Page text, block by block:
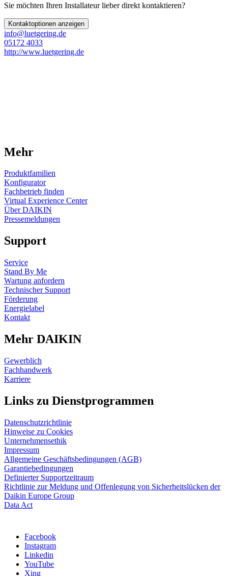
Sie möchten Ihren Installateur lieber direkt kontaktieren?
Kontaktoptionen anzeigen
info@luetgering.de
05172 4033
http://www.luetgering.de
Mehr
Produktfamilien
Konfigurator
Fachbetrieb finden
Virtual Experience Center
Über DAIKIN
Pressemeldungen
Support
Service
Stand By Me
Wartung anfordern
Technischer Support
Förderung
Energielabel
Kontakt
Mehr DAIKIN
Gewerblich
Fachhandwerk
Karriere
Links zu Dienstprogrammen
Datenschutzrichtlinie
Hinweise zu Cookies
Unternehmensethik
Impressum
Allgemeine Geschäftsbedingungen (AGB)
Garantiebedingungen
Definierter Supportzeitraum
Richtlinie zur Meldung und Offenlegung von Sicherheitslücken der
Daikin Europe Group
Data Act
Facebook
Instagram
Linkedin
YouTube
Xing